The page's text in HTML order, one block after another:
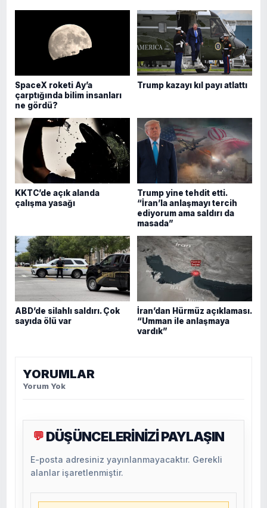
SpaceX roketi Ay’a
çarptığında bilim insanları
ne gördü?
Trump kazayı kıl payı atlattı
KKTC’de açık alanda
çalışma yasağı
Trump yine tehdit etti.
“İran’la anlaşmayı tercih
ediyorum ama saldırı da
masada”
ABD’de silahlı saldırı. Çok
sayıda ölü var
İran’dan Hürmüz açıklaması.
“Umman ile anlaşmaya
vardık”
YORUMLAR
Yorum Yok
💬 DÜŞÜNCELERİNİZİ PAYLAŞIN
E-posta adresiniz yayınlanmayacaktır. Gerekli
alanlar işaretlenmiştir.